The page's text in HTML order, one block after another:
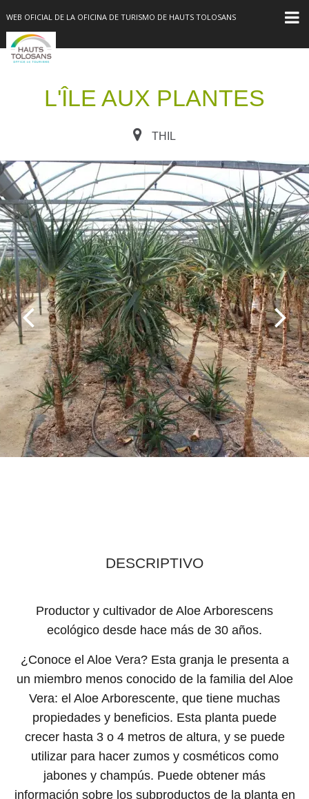
WEB OFICIAL DE LA OFICINA DE TURISMO DE HAUTS TOLOSANS
L'ÎLE AUX PLANTES
THIL
DESCRIPTIVO
Productor y cultivador de Aloe Arborescens
ecológico desde hace más de 30 años.
¿Conoce el Aloe Vera? Esta granja le presenta a
un miembro menos conocido de la familia del Aloe
Vera: el Aloe Arborescente, que tiene muchas
propiedades y beneficios. Esta planta puede
crecer hasta 3 o 4 metros de altura, y se puede
utilizar para hacer zumos y cosméticos como
jabones y champús. Puede obtener más
información sobre los subproductos de la planta en